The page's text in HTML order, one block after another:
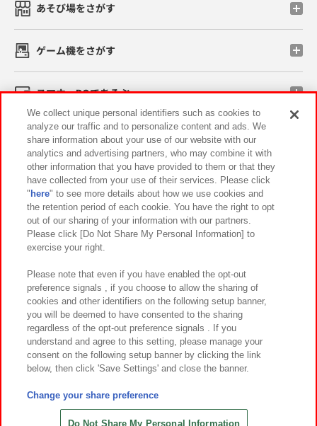
あそび場をさがす
ゲーム機をさがす
スマホ・PCであそぶ
イベント・キャンペーン
関連会社 サステナビリティ サイトポリシー
プライバシーポリシー ウェブアクセシビリティ方針と検証結果
お取引先さまとともに
カスタマーハラスメント対応方針 よくあるご質問・お問い合わせ
©Bandai Namco Amusement Inc.
©Bandai Namco Amusement Lab Inc.
©HANAYASHIKI Co., Ltd. All Rights Reserved.
We collect unique personal identifiers such as cookies to
analyze our traffic and to personalize content and ads. We
share information about your use of our website with our
analytics and advertising partners, who may combine it with
other information that you have provided to them or that they
have collected from your use of their services. Please click
" here" to see more details about how we use cookies and
the retention period of each cookie. You have the right to opt
out of our sharing of your information with our partners.
Please click [Do Not Share My Personal Information] to
exercise your right.
Please note that even if you have enabled the opt-out
preference signals , if you choose to allow the sharing of
cookies and other identifiers on the following setup banner,
you will be deemed to have consented to the sharing
regardless of the opt-out preference signals . If you
understand and agree to this setting, please manage your
consent on the following setup banner by clicking the link
below, then click 'Save Settings' and close the banner.
Change your share preference
Do Not Share My Personal Information